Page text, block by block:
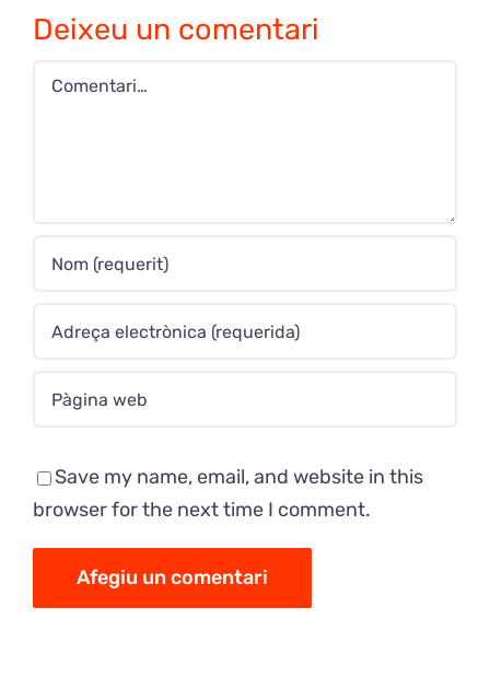
Deixeu un comentari
Comment
Save my name, email, and website in this
browser for the next time I comment.